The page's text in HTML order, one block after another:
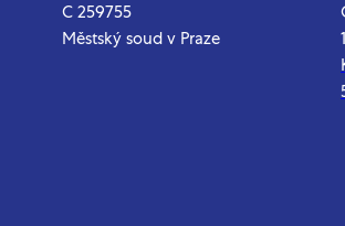
C 259755
Městský soud v Praze